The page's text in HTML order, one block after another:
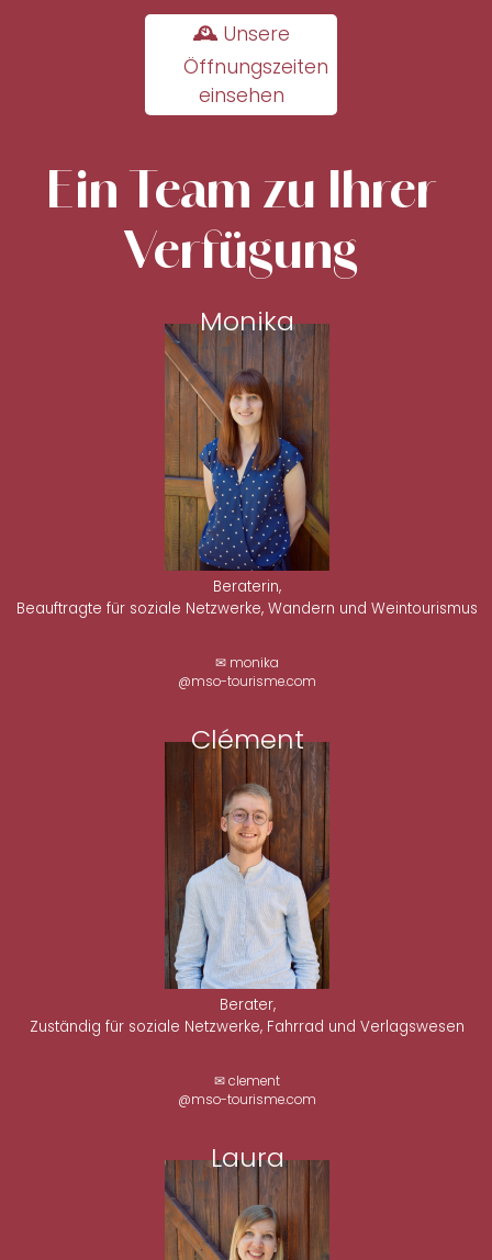
🕰 Unsere
Öffnungszeiten
einsehen
Ein Team zu Ihrer
Verfügung
Monika
Beraterin,
Beauftragte für soziale Netzwerke, Wandern und Weintourismus
✉ monika
@mso-tourisme.com
Clément
Berater,
Zuständig für soziale Netzwerke, Fahrrad und Verlagswesen
✉ clement
@mso-tourisme.com
Laura